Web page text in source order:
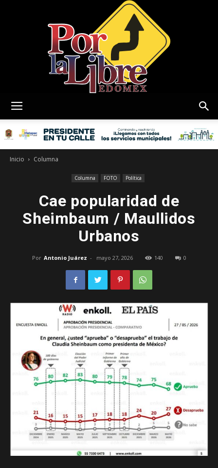
Libre
Edomex
Inicio Columna
Columna FOTO Política
Cae popularidad de
Sheimbaum / Maullidos
Urbanos
Por Antonio Juárez - mayo 27, 2026 140 0